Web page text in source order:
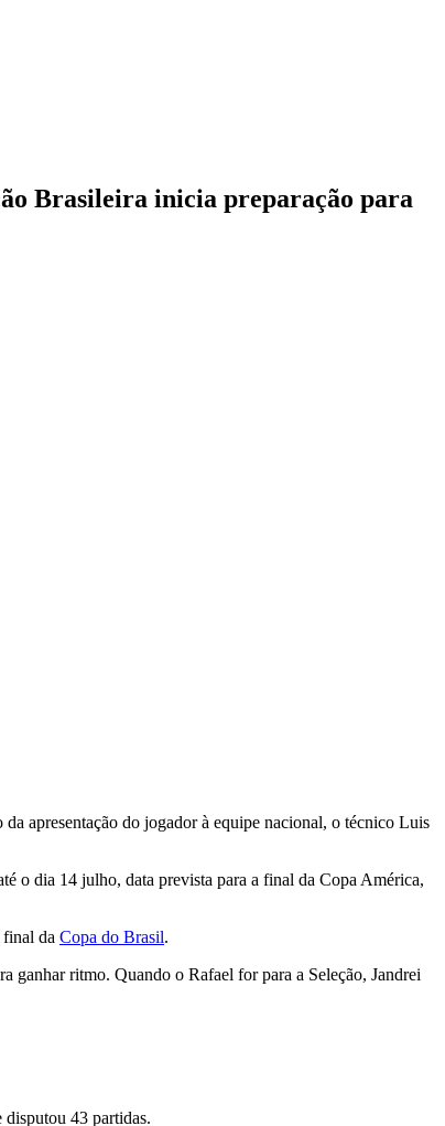
Brasileira inicia preparação para
da apresentação do jogador à equipe nacional, o técnico Luis
o dia 14 julho, data prevista para a final da Copa América,
da Copa do Brasil.
ganhar ritmo. Quando o Rafael for para a Seleção, Jandrei
disputou 43 partidas.